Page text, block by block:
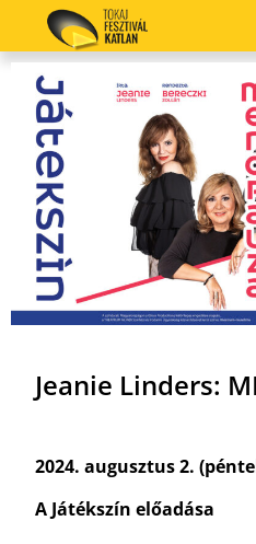
Jeanie Linders:
2024. augusztus 2.
A Játékszín előadása